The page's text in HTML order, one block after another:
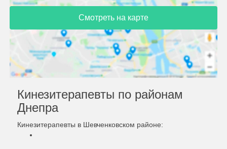
Смотреть на карте
Кинезитерапевты по районам
Днепра
Кинезитерапевты в Шевченковском районе: